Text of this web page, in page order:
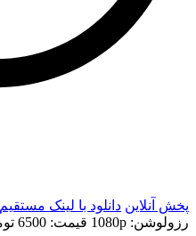
پخش آنلاین دانلود با لينک مستقيم
رزولوشن: 1080p
قيمت: 6500 تومان